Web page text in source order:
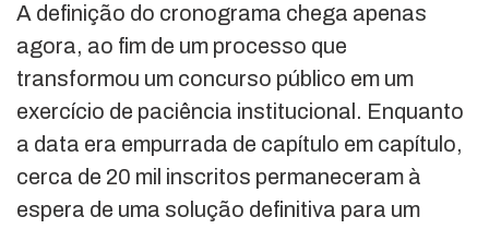
A definição do cronograma chega apenas
agora, ao fim de um processo que
transformou um concurso público em um
exercício de paciência institucional. Enquanto
a data era empurrada de capítulo em capítulo,
cerca de 20 mil inscritos permaneceram à
espera de uma solução definitiva para um